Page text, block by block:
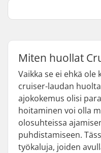
Miten huollat
Vaikka se ei ehkä ole
cruiser-laudan
ajokokemus olisi
hoitaminen voi olla
olosuhteissa
puhdistamiseen.
työkaluja, joiden